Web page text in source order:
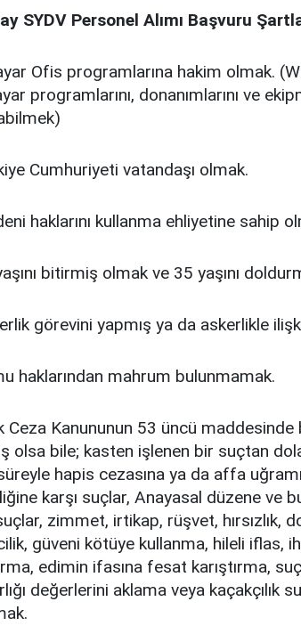
SYDV Personel Alımı Başvuru
Ofis programlarına hakim olmak.
programlarını, donanımlarını ve
Cumhuriyeti vatandaşı olmak.
haklarını kullanma ehliyetine sahip
bitirmiş olmak ve 35 yaşını
görevini yapmış ya da askerlikle
haklarından mahrum bulunmamak.
Ceza Kanununun 53 üncü
olsa bile; kasten işlenen bir suçtan
hapis cezasına ya da affa
karşı suçlar, Anayasal düzene ve
zimmet, irtikap, rüşvet, hırsızlık,
güveni kötüye kullanma, hileli iflas,
edimin ifasına fesat karıştırma,
değerlerini aklama veya kaçakçılık